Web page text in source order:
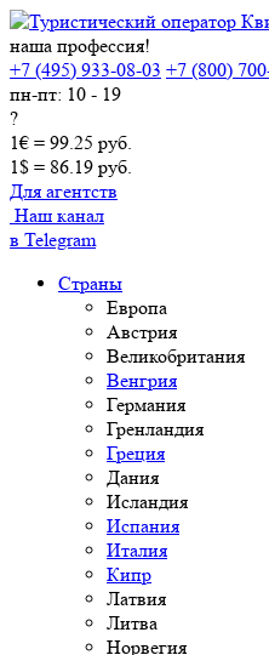
наша профессия!
+7 (495) 933-08-03 +7 (800)
пн-пт: 10 - 19
?
1€ = 99.25 руб.
1$ = 86.19 руб.
Для агентств
Наш канал
в Telegram
Страны
Европа
Австрия
Великобритания
Венгрия
Германия
Гренландия
Греция
Дания
Исландия
Испания
Италия
Кипр
Латвия
Литва
Норвегия